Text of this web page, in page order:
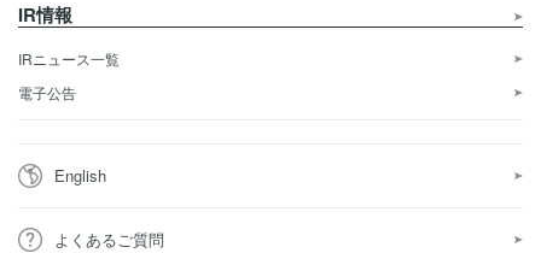
IR情報
IRニュース一覧
電子公告
English
よくあるご質問